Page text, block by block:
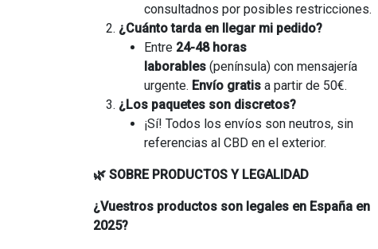
consultadnos por posibles restricciones.
¿Cuánto tarda en llegar mi pedido?
Entre 24-48 horas
laborables (península) con mensajería
urgente. Envío gratis a partir de 50€.
¿Los paquetes son discretos?
¡Sí! Todos los envíos son neutros, sin
referencias al CBD en el exterior.
🌿 SOBRE PRODUCTOS Y LEGALIDAD
¿Vuestros productos son legales en España en
2025?